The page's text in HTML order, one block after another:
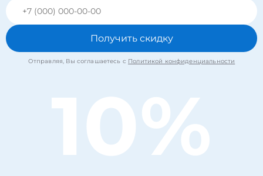
Получить скидку
Отправляя, Вы соглашаетесь с Политикой конфиденциальности
10%